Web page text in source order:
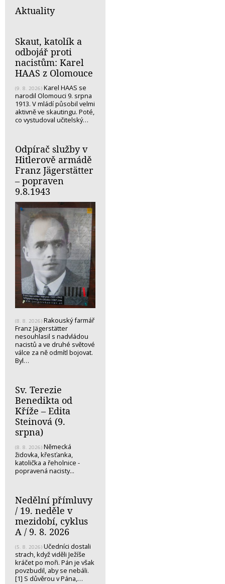
Aktuality
Skaut, katolík a
odbojář proti
nacistům: Karel
HAAS z Olomouce
(9. 8. 2026) Karel HAAS se
narodil Olomouci 9. srpna
1913. V mládí působil velmi
aktivně ve skautingu. Poté,
co vystudoval učitelský…
Odpírač služby v
Hitlerově armádě
Franz Jägerstätter
– popraven
9.8.1943
(8. 8. 2026) Rakouský farmář
Franz Jägerstätter
nesouhlasil s nadvládou
nacistů a ve druhé světové
válce za ně odmítl bojovat.
Byl…
Sv. Terezie
Benedikta od
Kříže – Edita
Steinová (9.
srpna)
(8. 8. 2026) Německá
židovka, křesťanka,
katolička a řeholnice -
popravená nacisty...
Nedělní přímluvy
/ 19. neděle v
mezidobí, cyklus
A / 9. 8. 2026
(5. 8. 2026) Učedníci dostali
strach, když viděli Ježíše
kráčet po moři. Pán je však
povzbudil, aby se nebáli.
[1] S důvěrou v Pána,…